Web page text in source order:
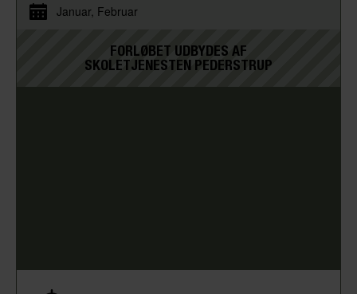
Januar Februar
FORLØBET UDBYDES AF
SKOLETJENESTEN PEDERSTRUP